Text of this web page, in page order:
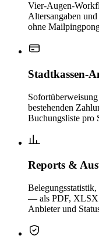
Vier-Augen-
Altersangaben
ohne
Stadtkassen-
bestehenden
Buchungsliste pro
Reports &
— als PDF, XLSX
Anbieter und